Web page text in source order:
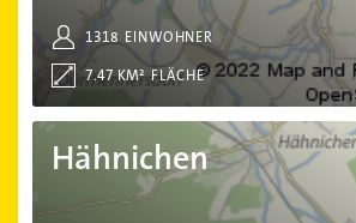
EINWOHNER
1318
FLÄCHE
7.47 KM²
Hähnichen
Hähnichen